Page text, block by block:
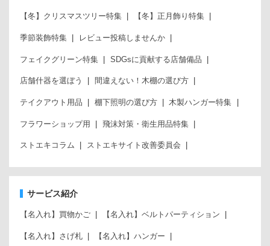
【冬】クリスマスツリー特集 【冬】正月飾り特集
季節装飾特集 レビュー投稿しませんか
フェイクグリーン特集 SDGsに貢献する店舗備品
店舗什器を選ぼう 間違えない！木棚の選び方
テイクアウト用品 棚下照明の選び方 木製ハンガー特集
フラワーショップ用 飛沫対策・衛生用品特集
ストエキコラム ストエキサイト改善委員会
サービス紹介
【名入れ】買物かご 【名入れ】ベルトパーティション
【名入れ】さげ札 【名入れ】ハンガー